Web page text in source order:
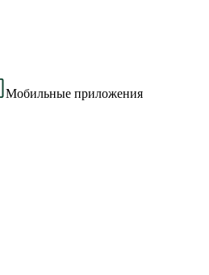
Мобильные приложения